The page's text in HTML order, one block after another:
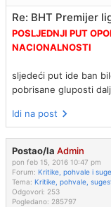
Re: BHT Premijer
POSLJEDNJI PUT
NACIONALNOSTI
sljedeći put ide ban
pobrisane gluposti
Idi na post
Postao/la Admin
pon feb 15, 2016 10:47 pm
Forum: Kritike, pohvale i
Tema: Kritike, pohvale,
Odgovori: 253
Pogledano: 285797